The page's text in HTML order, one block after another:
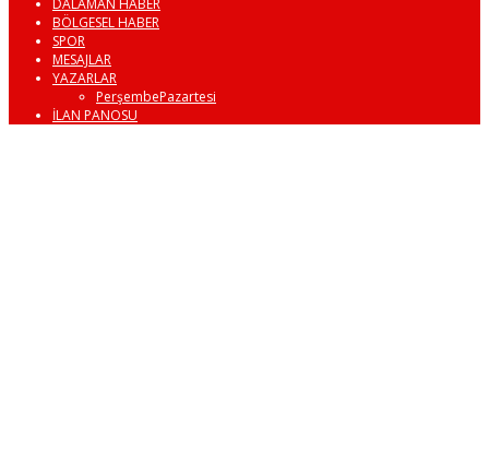
DALAMAN HABER
BÖLGESEL HABER
SPOR
MESAJLAR
YAZARLAR
PerşembePazartesi
İLAN PANOSU